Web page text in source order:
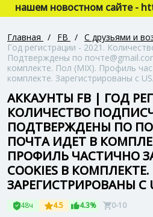
нашем новостном сайте -
Главная / FB / С друзьями и
Год регистрации - 2021.
Подтверждены по
комплекте. Пол (MIX). Профиль
комплекте. Зарегистрированы с
АККАУНТЫ FB | ГОД
КОЛИЧЕСТВО
ПОДТВЕРЖДЕНЫ ПО
ПОЧТА ИДЕТ В
ПРОФИЛЬ ЧАСТИЧНО
СOOKIES В КОМПЛЕКТЕ.
ЗАРЕГИСТРИРОВАНЫ С
48ч 4.5 4.3% 0-10